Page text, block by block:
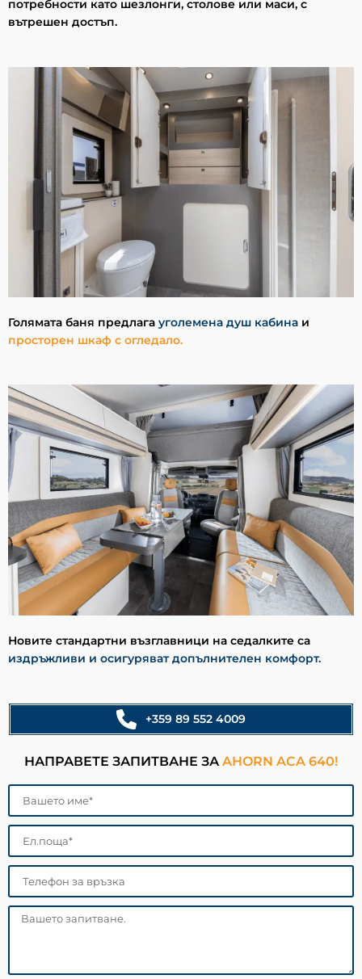
потребности като шезлонги, столове или маси, с
вътрешен достъп.
Голямата баня предлага уголемена душ кабина и
просторен шкаф с огледало.
Новите стандартни възглавници на седалките са
издръжливи и осигуряват допълнителен комфорт.
+359 89 552 4009
НАПРАВЕТЕ ЗАПИТВАНЕ ЗА AHORN ACA 640!